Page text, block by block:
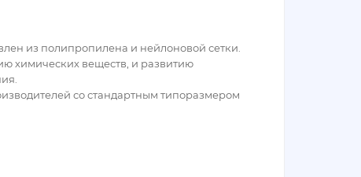
из полипропилена и нейлоновой сетки.
химических веществ, и развитию
со стандартным типоразмером